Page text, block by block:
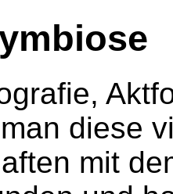
diese
mit